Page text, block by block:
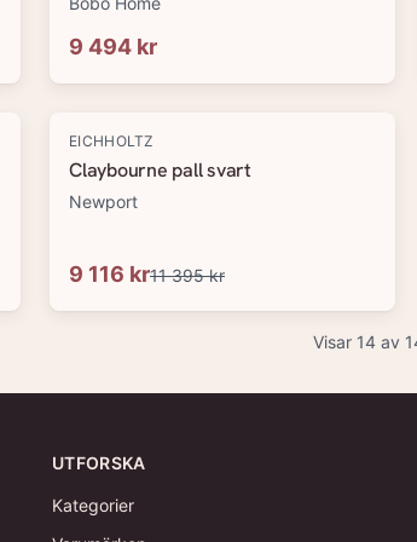
9 494 kr
-20%
EICHHOLTZ
Claybourne pall svart
Newport
9 116 kr11 395 kr
Visar 14av
UTFORSKA
Kategorier